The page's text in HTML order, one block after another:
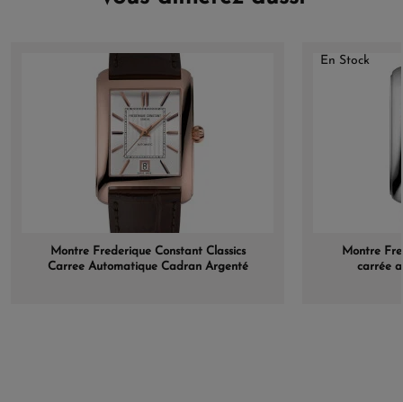
Montre Frederique Constant Classics
Carree Automatique Cadran Argenté
En Stock
Montre
carrée